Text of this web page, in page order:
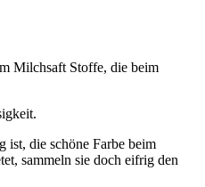
Milchsaft Stoffe, die beim
ist, die schöne Farbe beim
sammeln sie doch eifrig den